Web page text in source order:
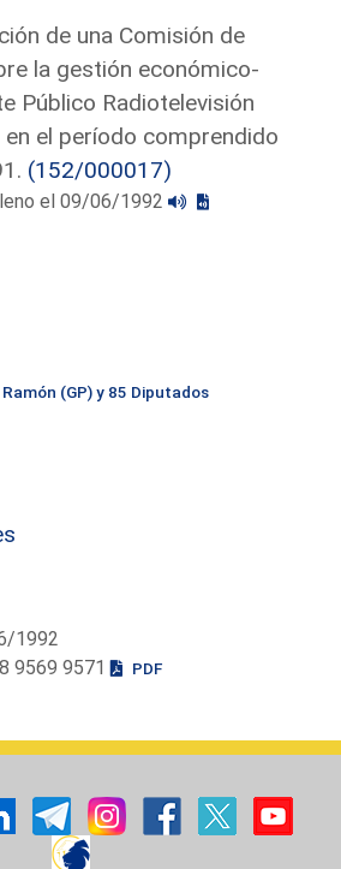
de una Comisión de
la gestión económico-
Público Radiotelevisión
en el período comprendido
(152/000017)
el 09/06/1992
(GP) y 85 Diputados
1992
9569 9571
PDF